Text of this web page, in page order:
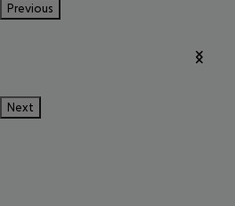
Previous
Next